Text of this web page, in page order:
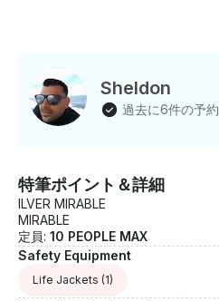
Sheldon
過去に6件の予約
特筆ポイント＆詳細
ILVER MIRABLE
MIRABLE
定員: 10 PEOPLE MAX
Safety Equipment
Life Jackets (1)